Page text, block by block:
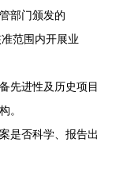
部门颁发的
范围内开展业
先进性及历史项目
。
是否科学、报告出